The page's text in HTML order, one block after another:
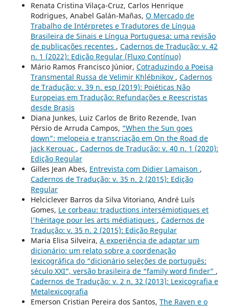
Renata Cristina Vilaça-Cruz, Carlos Henrique
Rodrigues, Anabel Galán-Mañas, O Mercado de
Trabalho de Intérpretes e Tradutores de Língua
Brasileira de Sinais e Língua Portuguesa: uma revisão
de publicações recentes , Cadernos de Tradução: v. 42
n. 1 (2022): Edição Regular (Fluxo Contínuo)
Mário Ramos Francisco Júnior, Cotraduzindo a Poeisa
Transmental Russa de Velimir Khlébnikov , Cadernos
de Tradução: v. 39 n. esp (2019): Poiéticas Não
Europeias em Tradução: Refundações e Reescristas
desde Brasis
Diana Junkes, Luiz Carlos de Brito Rezende, Ivan
Pérsio de Arruda Campos, “When the Sun goes
down”: melopeia e transcriação em On the Road de
Jack Kerouac , Cadernos de Tradução: v. 40 n. 1 (2020):
Edição Regular
Gilles Jean Abes, Entrevista com Didier Lamaison ,
Cadernos de Tradução: v. 35 n. 2 (2015): Edição
Regular
Helciclever Barros da Silva Vitoriano, André Luís
Gomes, Le corbeau: traductions intersémiotiques et
l'héritage pour les arts médiatiques , Cadernos de
Tradução: v. 35 n. 2 (2015): Edição Regular
Maria Elisa Silveira, A experiência de adaptar um
dicionário: um relato sobre a coordenação
lexicográfica do “dicionário seleções de português:
século XXI”, versão brasileira de “family word finder” ,
Cadernos de Tradução: v. 2 n. 32 (2013): Lexicografia e
Metalexicografia
Emerson Cristian Pereira dos Santos, The Raven e o